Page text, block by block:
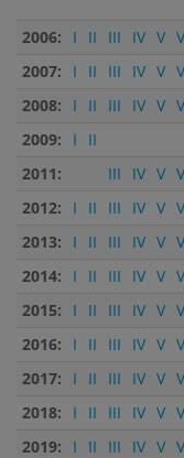
2006: I II III IV V
2007:
I II III IV V
2008:
I II III IV V
2009:
I
II
2011:
III IV V
2012:
I II III IV V
2013:
I II III IV V
2014:
I II III IV V
2015:
I II III IV V
2016:
I II III IV V
2017:
I II III IV V
2018:
I II III IV V
2019:
I II III IV V